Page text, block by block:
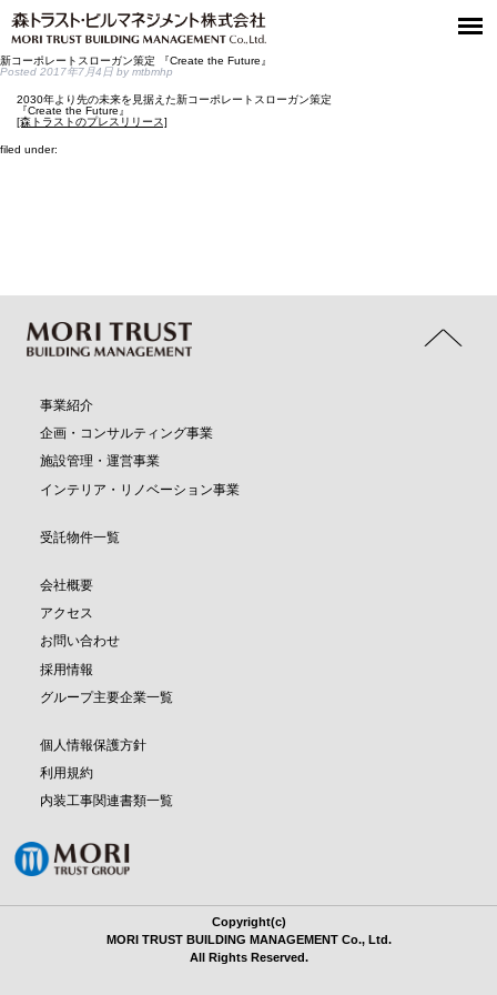
新コーポレートスローガン策定 『Create the Future』
Posted 2017年7月4日 by mtbmhp
2030年より先の未来を見据えた新コーポレートスローガン策定
『Create the Future』
[森トラストのプレスリリース]
filed under:
事業紹介
企画・コンサルティング事業
施設管理・運営事業
インテリア・リノベーション事業
受託物件一覧
会社概要
アクセス
お問い合わせ
採用情報
グループ主要企業一覧
個人情報保護方針
利用規約
内装工事関連書類一覧
Copyright(c)
MORI TRUST BUILDING MANAGEMENT Co., Ltd.
All Rights Reserved.